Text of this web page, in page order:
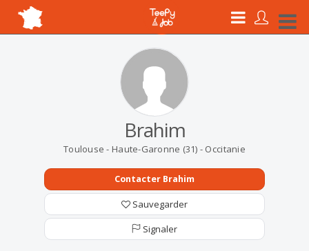
Brahim
Toulouse - Haute-Garonne (31) - Occitanie
Contacter Brahim
Sauvegarder
Signaler